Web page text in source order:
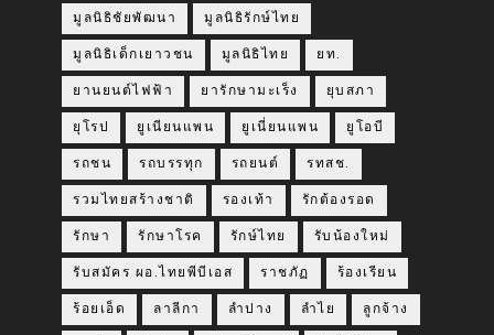
มูลนิธิชัยพัฒนา มูลนิธิรักษ์ไทย
มูลนิธิเด็กเยาวชน มูลนิธิไทย ยท.
ยานยนต์ไฟฟ้า ยารักษามะเร็ง ยุบสภา
ยุโรป ยูเนียนแพน ยูเนี่ยนแพน ยูโอบี
รถชน รถบรรทุก รถยนต์ รทสช.
รวมไทยสร้างชาติ รองเท้า รักต้องรอด
รักษา รักษาโรค รักษ์ไทย รับน้องใหม่
รับสมัคร ผอ.ไทยพีบีเอส ราชภัฏ ร้องเรียน
ร้อยเอ็ด ลาลีกา ลำปาง ลำไย ลูกจ้าง